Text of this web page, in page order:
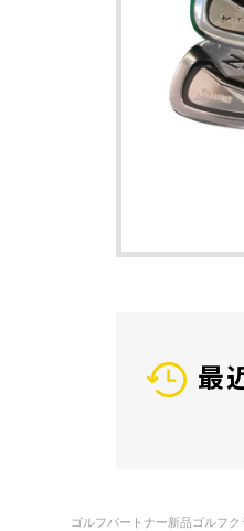
最
ゴルフパートナー新品ゴルフ